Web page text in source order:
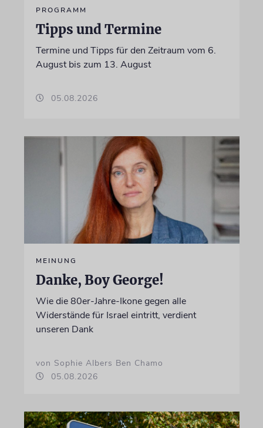
PROGRAMM
Tipps und Termine
Termine und Tipps für den Zeitraum vom 6.
August bis zum 13. August
05.08.2026
MEINUNG
Danke, Boy George!
Wie die 80er-Jahre-Ikone gegen alle
Widerstände für Israel eintritt, verdient
unseren Dank
von Sophie Albers Ben Chamo
05.08.2026